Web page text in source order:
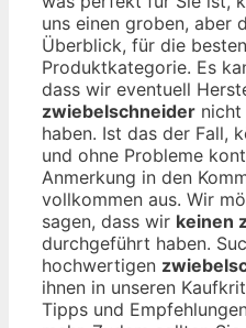
uns einen groben, aber
Überblick, für die
Produktkategorie. Es
dass wir eventuell
zwiebelschneider
haben. Ist das der Fall,
und ohne Probleme
Anmerkung in den
vollkommen aus. Wir
sagen, dass wir keinen
durchgeführt haben.
hochwertigen
ihnen in unseren
Tipps und